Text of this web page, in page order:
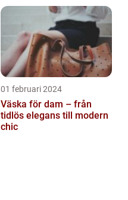
01 februari 2024
Väska för dam – från
tidlös elegans till modern
chic